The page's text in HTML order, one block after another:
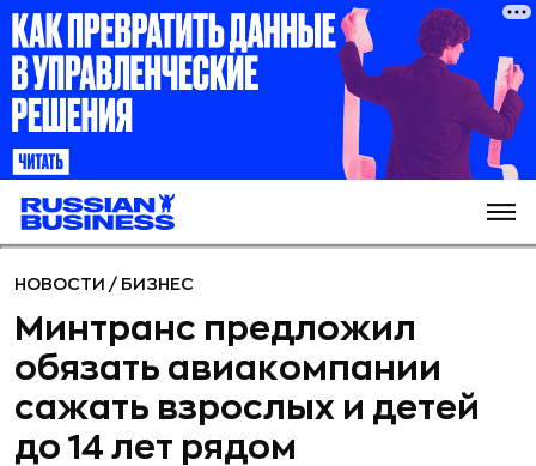
НОВОСТИ / БИЗНЕС
Минтранс предложил
обязать авиакомпании
сажать взрослых и детей
до 14 лет рядом